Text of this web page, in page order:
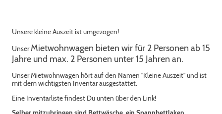
Unsere kleine Auszeit ist umgezogen!
UnserMietwohnwagen bieten wir für 2 Personen ab 15
Jahre und max. 2 Personen unter 15 Jahren an.
Unser Mietwohnwagen hört auf den Namen "Kleine Auszeit" und ist
mit dem wichtigsten Inventar ausgestattet.
Eine Inventarliste findest Du unten über den Link!